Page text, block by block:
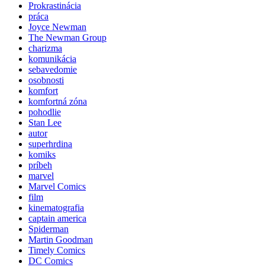
Prokrastinácia
práca
Joyce Newman
The Newman Group
charizma
komunikácia
sebavedomie
osobnosti
komfort
komfortná zóna
pohodlie
Stan Lee
autor
superhrdina
komiks
príbeh
marvel
Marvel Comics
film
kinematografia
captain america
Spiderman
Martin Goodman
Timely Comics
DC Comics